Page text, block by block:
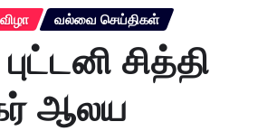
வல்வை செய்திகள்
சித்தி
ஆலய